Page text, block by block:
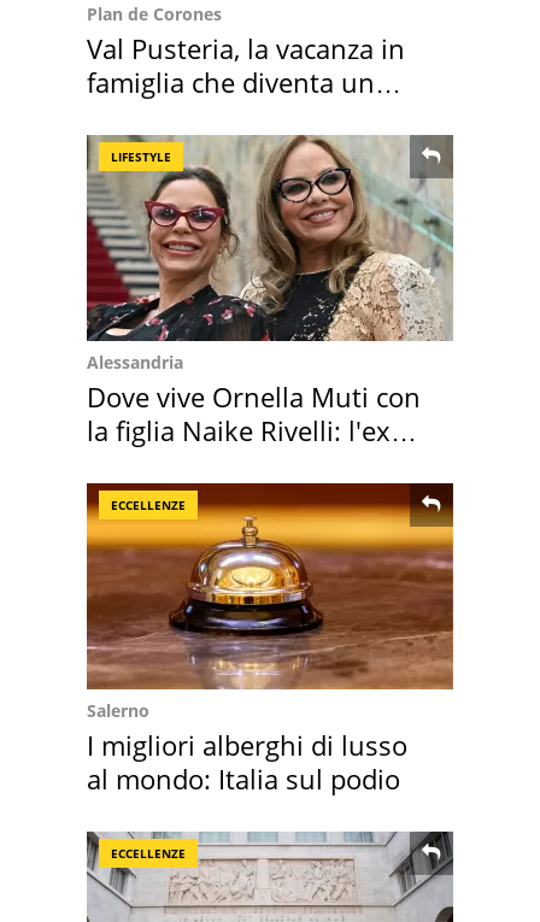
Plan de Corones
Val Pusteria, la vacanza in
famiglia che diventa un
LIFESTYLE
Alessandria
Dove vive Ornella Muti con
la figlia Naike Rivelli: l'ex
ECCELLENZE
Salerno
I migliori alberghi di lusso
al mondo: Italia sul podio
ECCELLENZE